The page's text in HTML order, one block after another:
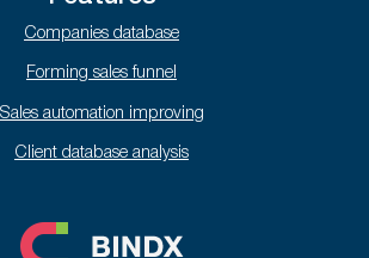
Companies database
Forming sales funnel
Sales automation improving
Client database analysis